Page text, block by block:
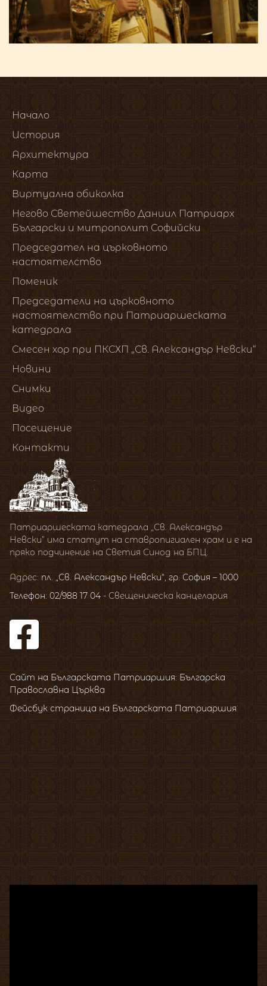
Начало
История
Архитектура
Карта
Виртуална обиколка
Негово Светейшество Даниил Патриарх
Български и митрополит Софийски
Председател на църковното
настоятелство
Поменик
Председатели на църковното
настоятелство при Патриаршеската
катедрала
Смесен хор при ПКСХП „Св. Александър Невски“
Новини
Снимки
Видео
Посещение
Контакти
Патриаршеската катедрала „Св. Александър
Невски” има статут на ставропигиален храм и е на
пряко подчинение на Светия Синод на БПЦ.
Адрес: пл. „Св. Александър Невски“, гр. София – 1000
Телефон: 02/988 17 04 - Свещеническа канцелария
Сайт на Българската Патриаршия: Българска
Православна Църква
Фейсбук страница на Българската Патриаршия